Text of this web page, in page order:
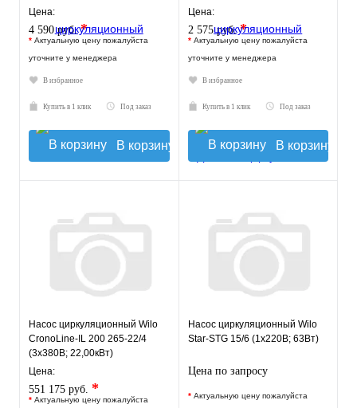
Цена:
4 590 руб.*
* Актуальную цену пожалуйста
уточните у менеджера
В избранное
Купить в 1 клик Под заказ
В корзину
Цена:
2 575 руб.*
* Актуальную цену пожалуйста
уточните у менеджера
В избранное
Купить в 1 клик Под заказ
В корзину
Насос циркуляционный Wilo
CronoLine-IL 200 265-22/4
(3х380В; 22,00кВт)
Цена:
551 175 руб. *
* Актуальную цену пожалуйста
Насос циркуляционный Wilo
Star-STG 15/6 (1х220В; 63Вт)
Цена по запросу
* Актуальную цену пожалуйста